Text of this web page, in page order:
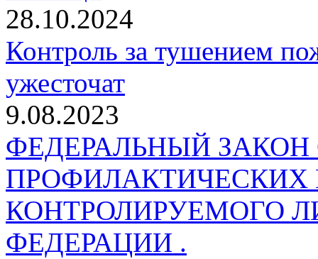
28.10.2024
Контроль за тушением
ужесточат
9.08.2023
ФЕДЕРАЛЬНЫЙ
КОНТРОЛИРУЕМОГО
ФЕДЕРАЦИИ .